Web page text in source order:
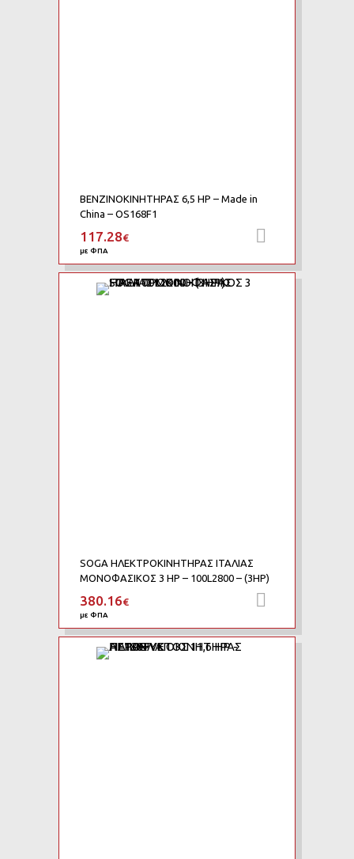
ΒΕΝΖΙΝΟΚΙΝΗΤΗΡΑΣ 6,5 HP – Made in
China – OS168F1
117.28€
με ΦΠΑ
SOGA ΗΛΕΚΤΡΟΚΙΝΗΤΗΡΑΣ ΙΤΑΛΙΑΣ
ΜΟΝΟΦΑΣΙΚΟΣ 3 HP – 100L2800 – (3HP)
380.16€
με ΦΠΑ